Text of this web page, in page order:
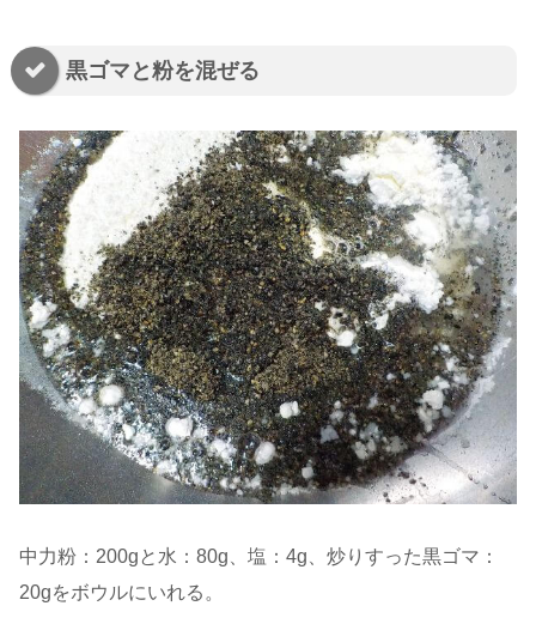
黒ゴマと粉を混ぜる
中力粉：200gと水：80g、塩：4g、炒りすった黒ゴマ：
20gをボウルにいれる。